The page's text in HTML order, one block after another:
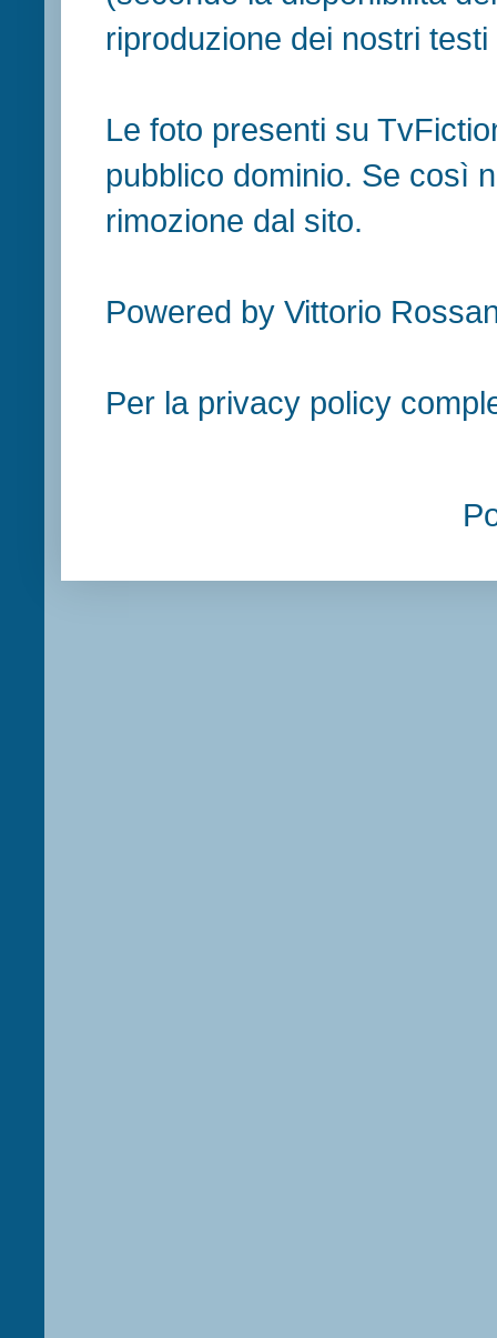
riproduzione dei nostri
Le foto presenti su
pubblico dominio. Se così
rimozione dal sito.
Powered by Vittorio
Per la privacy policy